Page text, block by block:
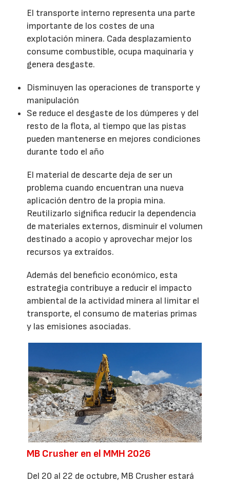
El transporte interno representa una parte
importante de los costes de una
explotación minera. Cada desplazamiento
consume combustible, ocupa maquinaria y
genera desgaste.
Disminuyen las operaciones de transporte y
manipulación
Se reduce el desgaste de los dúmperes y del
resto de la flota, al tiempo que las pistas
pueden mantenerse en mejores condiciones
durante todo el año
El material de descarte deja de ser un
problema cuando encuentran una nueva
aplicación dentro de la propia mina.
Reutilizarlo significa reducir la dependencia
de materiales externos, disminuir el volumen
destinado a acopio y aprovechar mejor los
recursos ya extraídos.
Además del beneficio económico, esta
estrategia contribuye a reducir el impacto
ambiental de la actividad minera al limitar el
transporte, el consumo de materias primas
y las emisiones asociadas.
MB Crusher en el MMH 2026
Del 20 al 22 de octubre, MB Crusher estará